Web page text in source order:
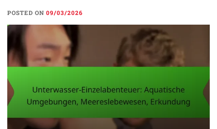
POSTED ON 09/03/2026